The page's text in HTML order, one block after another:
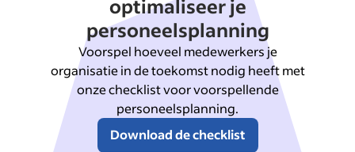
optimaliseer je
personeelsplanning
Voorspel hoeveel medewerkers je
organisatie in de toekomst nodig heeft met
onze checklist voor voorspellende
personeelsplanning.
Download de checklist